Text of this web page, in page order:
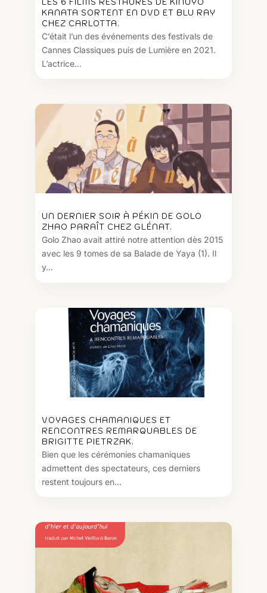
LES 6 FILMS RESTAURÉS DE KINUYO
KANATA SORTENT EN DVD ET BLU RAY
CHEZ CARLOTTA.
C’était l’un des événements des festivals de
Cannes Classiques puis de Lumière en 2021.
L’actrice...
UN DERNIER SOIR À PÉKIN DE GOLO
ZHAO PARAÎT CHEZ GLÉNAT.
Golo Zhao avait attiré notre attention dès 2015
avec les 9 tomes de sa Balade de Yaya (1). Il
y...
VOYAGES CHAMANIQUES ET
RENCONTRES REMARQUABLES DE
BRIGITTE PIETRZAK.
Bien que les cérémonies chamaniques
admettent des spectateurs, ces derniers
restent toujours en...